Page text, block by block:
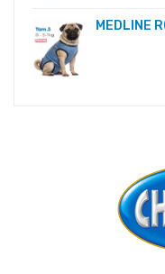
MEDLINE